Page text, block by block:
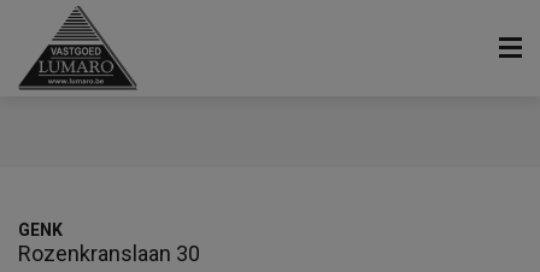
GENK
Rozenkranslaan 30